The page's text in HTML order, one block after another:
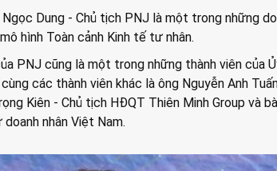
Dung - Chủ tịch PNJ là một trong những
hình Toàn cảnh Kinh tế tư nhân.
PNJ cũng là một trong những thành viên của
các thành viên khác là ông Nguyễn Anh
Kiên - Chủ tịch HĐQT Thiên Minh Group và
nhân Việt Nam.